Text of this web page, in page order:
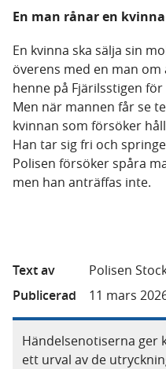
En man rånar en
En kvinna ska sälja sin
överens med en man
henne på Fjärilsstigen
Men när mannen får se
kvinnan som försöker
Han tar sig fri och
Polisen försöker spåra
men han anträffas inte.
Text av
Polisen
Publicerad
11 mars
Händelsenotiserna
ett urval av de